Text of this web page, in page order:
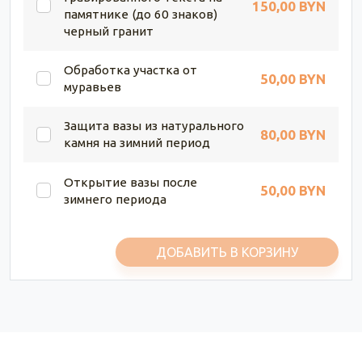
памятнике (до 60 знаков)
черный гранит
150,00 BYN
Обработка участка от
муравьев
50,00 BYN
Защита вазы из натурального
камня на зимний период
80,00 BYN
Открытие вазы после
зимнего периода
50,00 BYN
ДОБАВИТЬ В КОРЗИНУ